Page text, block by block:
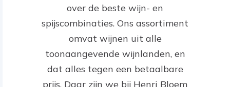
over de beste wijn- en
spijscombinaties. Ons assortiment
omvat wijnen uit alle
toonaangevende wijnlanden, en
dat alles tegen een betaalbare
prijs. Daar zijn we bij Henri Bloem